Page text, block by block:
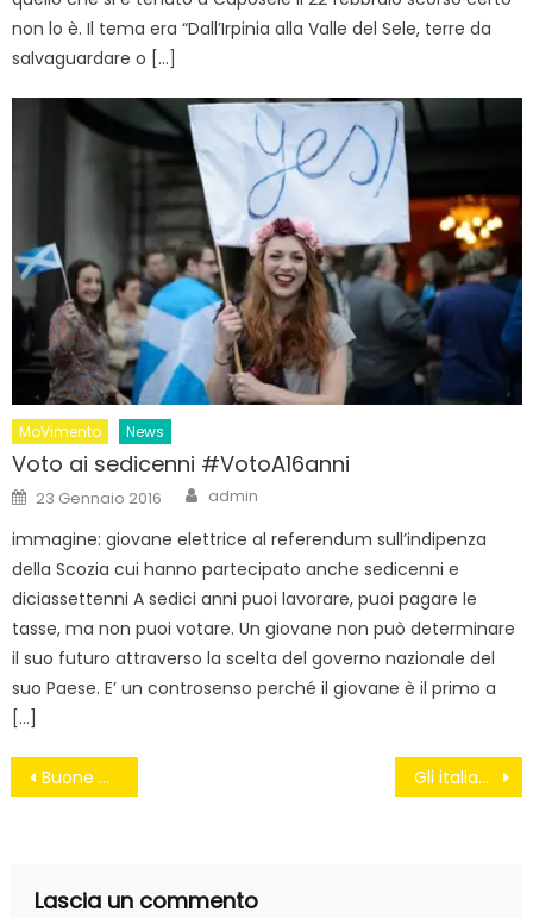
non lo è. Il tema era “Dall’Irpinia alla Valle del Sele, terre da
salvaguardare o […]
MoVimento News
Voto ai sedicenni #VotoA16anni
Posted
on
23 Gennaio 2016 Author
admin
immagine: giovane elettrice al referendum sull’indipenza
della Scozia cui hanno partecipato anche sedicenni e
diciassettenni A sedici anni puoi lavorare, puoi pagare le
tasse, ma non puoi votare. Un giovane non può determinare
il suo futuro attraverso la scelta del governo nazionale del
suo Paese. E’ un controsenso perché il giovane è il primo a
[…]
Navigazione
Buone pratiche dai comuni Gli italiani sono migliori dei politici che votano?
Lascia un commento